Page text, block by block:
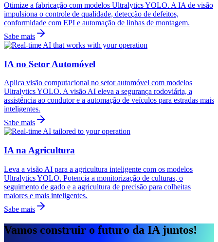
Otimize a fabricação com modelos Ultralytics YOLO. A IA de visão
impulsiona o controle de qualidade, detecção de defeitos,
conformidade com EPI e automação de linhas de montagem.
Sabe mais
IA no Setor Automóvel
Aplica visão computacional no setor automóvel com modelos
Ultralytics YOLO. A visão AI eleva a segurança rodoviária, a
assistência ao condutor e a automação de veículos para estradas mais
inteligentes.
Sabe mais
IA na Agricultura
Leva a visão AI para a agricultura inteligente com os modelos
Ultralytics YOLO. Potencia a monitorização de culturas, o
seguimento de gado e a agricultura de precisão para colheitas
maiores e mais inteligentes.
Sabe mais
Vamos construir o futuro da IA juntos!